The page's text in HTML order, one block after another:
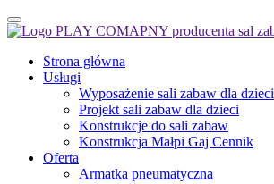
Strona główna
Usługi
Wyposażenie sali zabaw dla dzieci
Projekt sali zabaw dla dzieci
Konstrukcje do sali zabaw
Konstrukcja Małpi Gaj Cennik
Oferta
Armatka pneumatyczna